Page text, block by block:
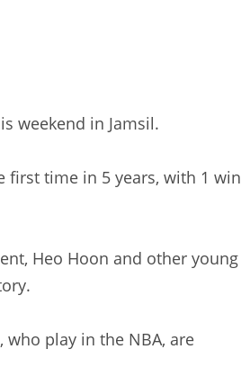
weekend in Jamsil.
first time in 5 years, with 1 win
Heo Hoon and other young
who play in the NBA, are